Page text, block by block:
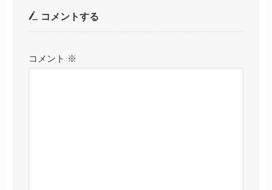
コメントする
コメント ※